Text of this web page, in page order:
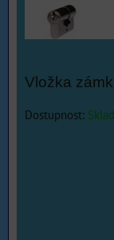
Vložka
Dostupnost: